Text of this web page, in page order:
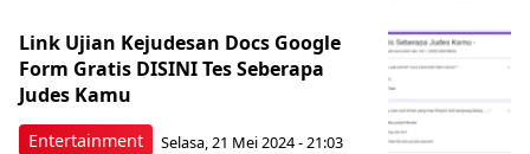
Entertainment
Link Ujian Kejudesan Docs Google
Form Gratis DISINI Tes Seberapa
Judes Kamu
Selasa, 21 Mei 2024 - 21:03